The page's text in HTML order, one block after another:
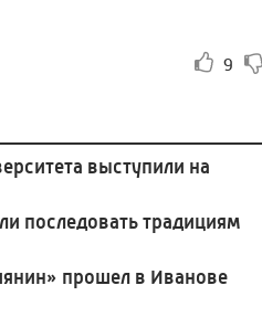
9
выступили на
последовать традициям
прошел в Иванове